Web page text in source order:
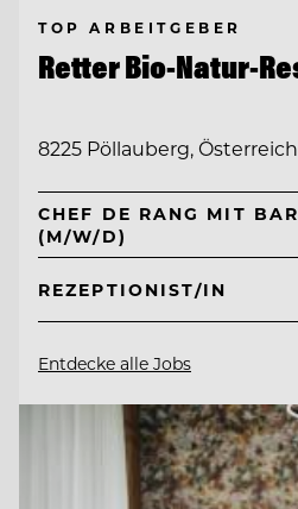
TOP ARBEITGEBER
Retter Bio-Natur-
8225 Pöllauberg, Österreich
CHEF DE RANG MIT
(M/W/D)
REZEPTIONIST/IN
Entdecke alle Jobs